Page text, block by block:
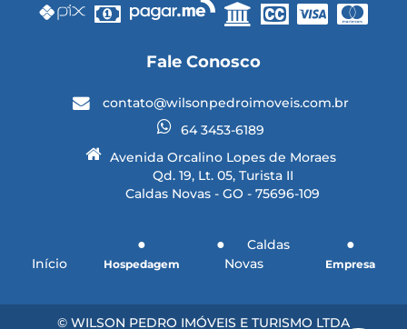
Fale Conosco
contato@wilsonpedroimoveis.com.br
64 3453-6189
Avenida Orcalino Lopes de Moraes
Qd. 19, Lt. 05, Turista II
Caldas Novas - GO - 75696-109
Início Hospedagem
Caldas
Novas
Empresa
© WILSON PEDRO IMÓVEIS E TURISMO LTDA